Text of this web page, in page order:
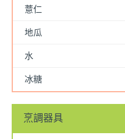
薏仁
地瓜
水
冰糖
烹調器具